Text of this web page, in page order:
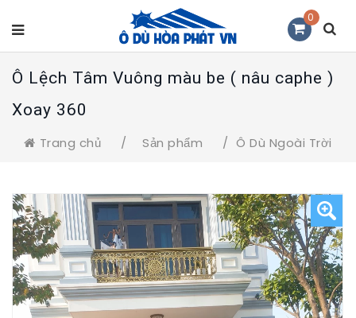
0
Ô Lệch Tâm Vuông màu be ( nâu caphe )
Xoay 360
Trang chủ / Sản phẩm / Ô Dù Ngoài Trời